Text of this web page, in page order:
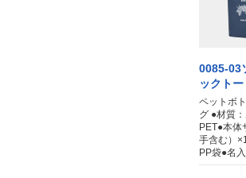
0085-03
ックト
ペットボ
グ ●材質
PET●本
手含む）
PP袋●名